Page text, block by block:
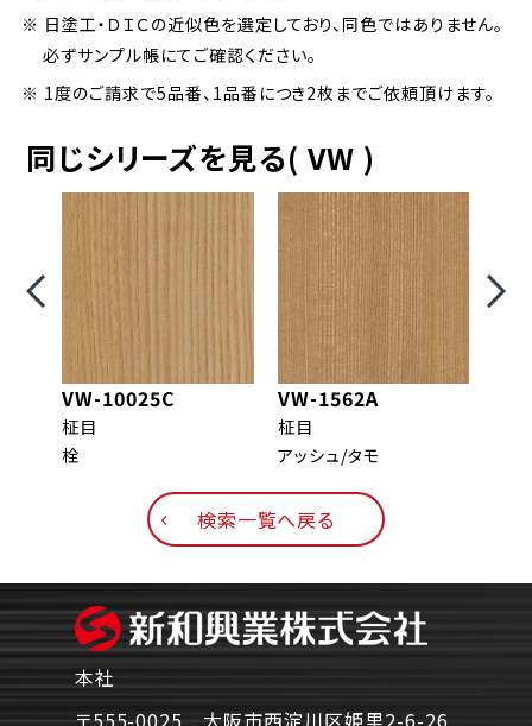
※ 日塗工・ＤＩＣの近似色を選定しており、同色ではありません。
必ずサンプル帳にてご確認ください。
※ 1度のご請求で5品番、1品番につき2枚までご依頼頂けます。
同じシリーズを見る( VW )
VW-10025C
柾目
栓
VW-1562A
柾目
アッシュ/タモ
検索一覧へ戻る
本社
〒555-0025 大阪市西淀川区姫里2-6-26